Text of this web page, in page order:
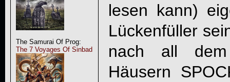
The Samurai Of Prog:
The 7 Voyages Of Sinbad
lesen kann)
Lückenfüller
nach all
Häusern